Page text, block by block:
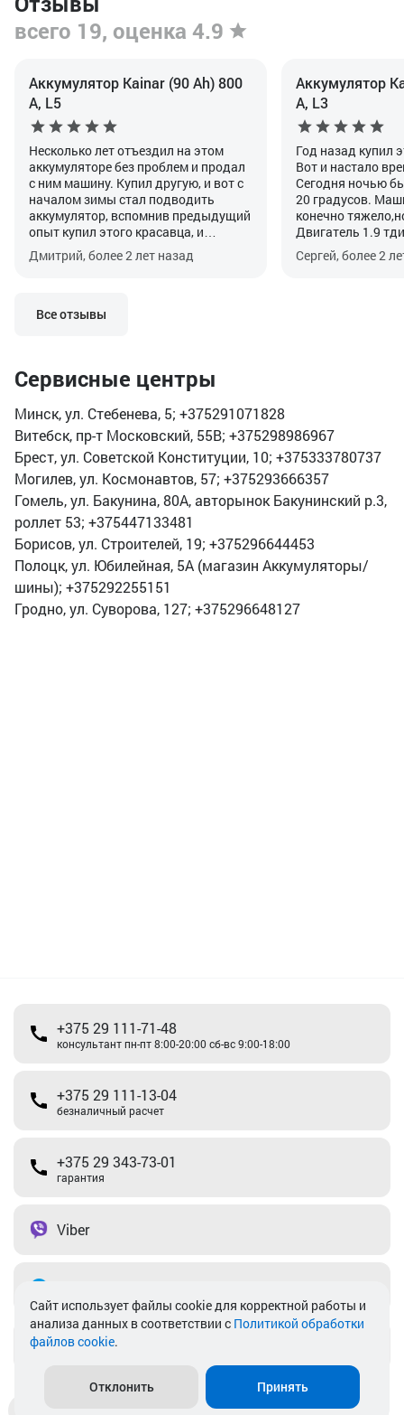
всего 19, оценка 4.9
Аккумулятор Kainar (90 Ah) 800
А, L5
Несколько лет отъездил на этом
аккумуляторе без проблем и продал
с ним машину. Купил другую, и вот с
началом зимы стал подводить
аккумулятор, вспомнив предыдущий
опыт купил этого красавца, и
машину будто подменили, стала
заводиться с пол-оборота.
Дмитрий, более 2 лет назад
Аккумулятор
А, L3
Год назад купил
Вот и настало
Сегодня ночью
20 градусов.
конечно
Двигатель 1.9
его можно лишь
Сергей, более 2
Все отзывы
Сервисные центры
Минск, ул. Стебенева, 5; +375291071828
Витебск, пр-т Московский, 55В; +375298986967
Брест, ул. Советской Конституции, 10; +375333780737
Могилев, ул. Космонавтов, 57; +375293666357
Гомель, ул. Бакунина, 80А, авторынок Бакунинский р.3,
роллет 53; +375447133481
Борисов, ул. Строителей, 19; +375296644453
Полоцк, ул. Юбилейная, 5А (магазин Аккумуляторы/
шины); +375292255151
Гродно, ул. Суворова, 127; +375296648127
+375 29 111-71-48
консультант пн-пт 8:00-20:00 сб-вс 9:00-18:00
+375 29 111-13-04
безналичный расчет
+375 29 343-73-01
гарантия
Viber
info@akkamulik.by
Пункты выдачи Магазины
Cайт использует файлы cookie для корректной работы и
анализа данных в соответствии с Политикой обработки
файлов cookie.
Отклонить Принять